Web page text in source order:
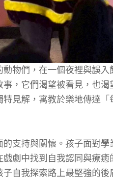
物們，在一個夜裡與誤入
，它們渴望被看見，也渴
見解，寓教於樂地傳達「
支持與關懷。孩子面對學
劇中找到自我認同與療癒
自我探索路上最堅強的後